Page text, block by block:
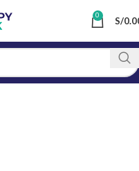
0 S/